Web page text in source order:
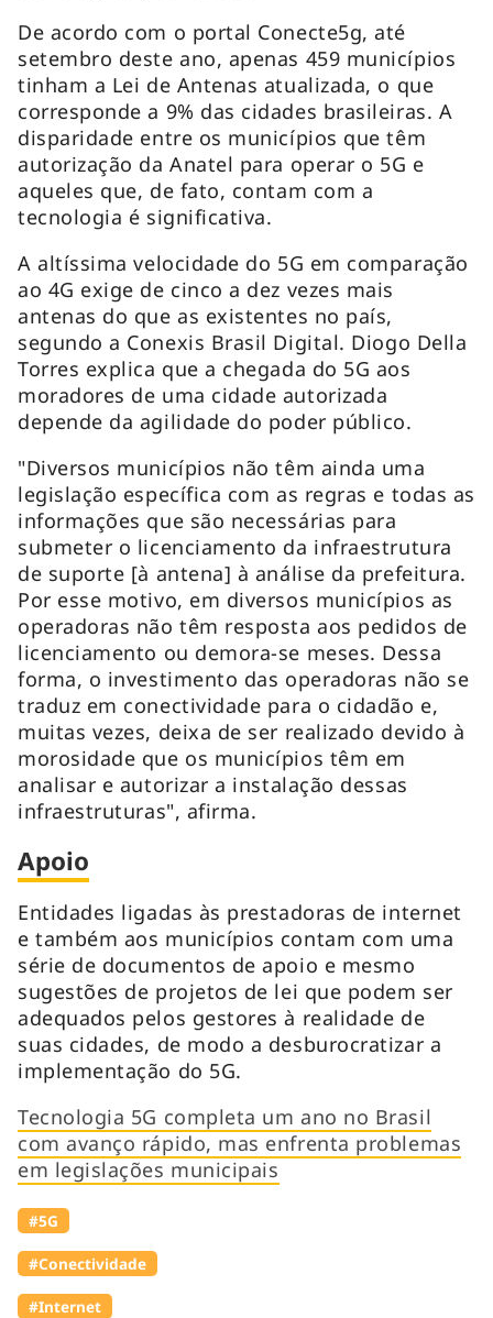
De acordo com o portal Conecte5g, até
setembro deste ano, apenas 459 municípios
tinham a Lei de Antenas atualizada, o que
corresponde a 9% das cidades brasileiras. A
disparidade entre os municípios que têm
autorização da Anatel para operar o 5G e
aqueles que, de fato, contam com a
tecnologia é significativa.
A altíssima velocidade do 5G em comparação
ao 4G exige de cinco a dez vezes mais
antenas do que as existentes no país,
segundo a Conexis Brasil Digital. Diogo Della
Torres explica que a chegada do 5G aos
moradores de uma cidade autorizada
depende da agilidade do poder público.
"Diversos municípios não têm ainda uma
legislação específica com as regras e todas as
informações que são necessárias para
submeter o licenciamento da infraestrutura
de suporte [à antena] à análise da prefeitura.
Por esse motivo, em diversos municípios as
operadoras não têm resposta aos pedidos de
licenciamento ou demora-se meses. Dessa
forma, o investimento das operadoras não se
traduz em conectividade para o cidadão e,
muitas vezes, deixa de ser realizado devido à
morosidade que os municípios têm em
analisar e autorizar a instalação dessas
infraestruturas", afirma.
Apoio
Entidades ligadas às prestadoras de internet
e também aos municípios contam com uma
série de documentos de apoio e mesmo
sugestões de projetos de lei que podem ser
adequados pelos gestores à realidade de
suas cidades, de modo a desburocratizar a
implementação do 5G.
Tecnologia 5G completa um ano no Brasil
com avanço rápido, mas enfrenta problemas
em legislações municipais
#5G
#Conectividade
#Internet